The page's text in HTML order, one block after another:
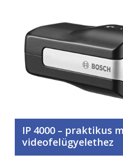
IP 4000 – praktikus
videofelügyelethez